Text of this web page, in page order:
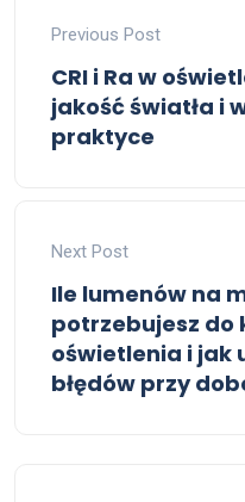
Previous Post
CRI i Ra w
jakość światła i
praktyce
Next Post
Ile lumenów na
potrzebujesz
oświetlenia i jak
błędów przy